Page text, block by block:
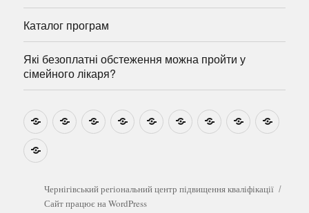
Каталог програм
Які безоплатні обстеження можна пройти у
сімейного лікаря?
НовиниНавчально-
методичні
Ми
на
Звіти Про
центр
План
графік
Розумовські
зустрічі
Реєстрація
Які
безоплатні
можна
пройти
Чернігівський регіональний центр підвищення кваліфікації
Сайт працює на WordPress